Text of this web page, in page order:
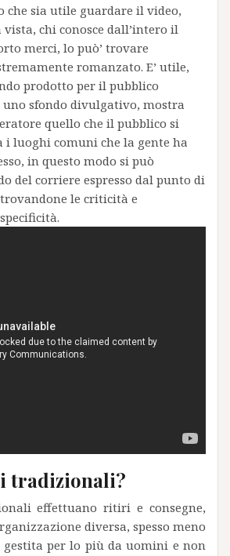
che sia utile guardare il video,
vista, chi conosce dall’intero il
merci, lo può’ trovare
romanzato. E’ utile,
prodotto per il pubblico
uno sfondo divulgativo, mostra
quello che il pubblico si
i luoghi comuni che la gente ha
in questo modo si può
del corriere espresso dal punto di
le criticità e
tradizionali?
effettuano ritiri e consegne,
diversa, spesso meno
per lo più da uomini e non